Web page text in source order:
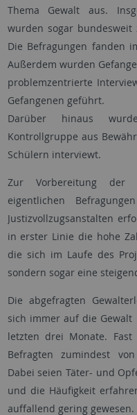
Thema Gewalt aus.
wurden sogar bundesweit
Die Befragungen fanden
Außerdem wurden
problemzentrierte
Gefangenen geführt.
Darüber hinaus
Kontrollgruppe aus
Schülern interviewt.
Zur Vorbereitung der
eigentlichen
Justizvollzugsanstalten
in erster Linie die hohe
die sich im Laufe des
sondern sogar eine
Die abgefragten
sich immer auf die
letzten drei Monate.
Befragten zumindest
Dabei seien Täter- und
und die Häufigkeit
auffallend gering gewesen.